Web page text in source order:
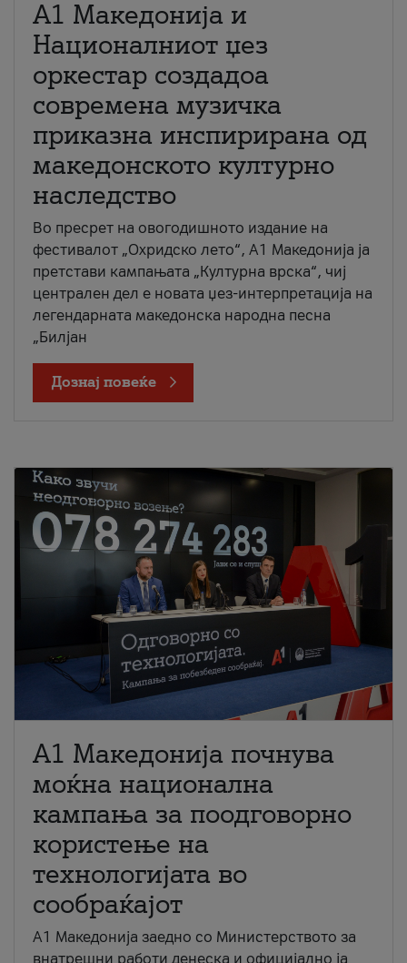
А1 Македонија и
Националниот џез
оркестар создадоа
современа музичка
приказна инспирирана од
македонското културно
наследство
Во пресрет на овогодишното издание на
фестивалот „Охридско лето“, А1 Македонија ја
претстави кампањата „Културна врска“, чиј
централен дел е новата џез-интерпретација на
легендарната македонска народна песна
„Билјан
Дознај повеќе
A1 Македонија почнува
моќна национална
кампања за поодговорно
користење на
технологијата во
сообраќајот
A1 Македонија заедно со Министерството за
внатрешни работи денеска и официјално ја